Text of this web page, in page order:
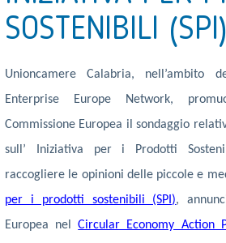
SOSTENIBILI (SPI)
Unioncamere Calabria,
Enterprise Europe Network,
Commissione Europea ilsondaggio
sull’ Iniziativa per i Prodotti
raccogliere le opinioni delle piccole e
per i prodotti sostenibili (SPI),
Europea nelCircular Economy Action